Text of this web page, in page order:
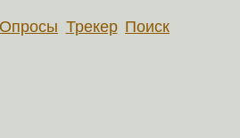
Опросы Трекер Поиск